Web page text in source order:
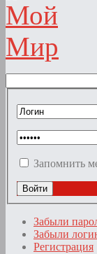
Запомнить
Забыли
Забыли
Регистрация